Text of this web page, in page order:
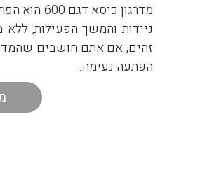
מדרגון
ניידות והמשך הפעילות,
זהים, אם אתם חושבים
הפתעה נעימה.
המסילות הצרות שלנו
לשימוש במדרגות. המסילות